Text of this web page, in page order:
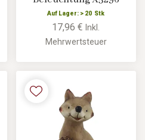
Auf Lager: > 20 Stk
17,96 €Inkl.
Mehrwertsteuer